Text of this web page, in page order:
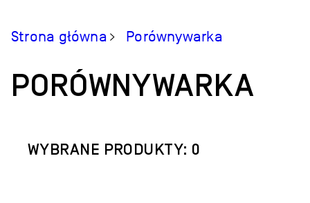
Strona główna Porównywarka
PORÓWNYWARKA
WYBRANE PRODUKTY: 0